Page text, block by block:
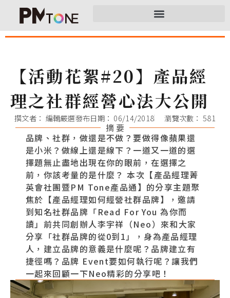
【活動花絮#20】產品經
理之社群經營心法大公開
撰文者： 編輯嚴選發布日期： 06/14/2018 瀏覽次數： 581
摘 要
品牌、社群，做還是不做？要做得像蘋果還
是小米？做線上還是線下？一道又一道的選
擇題無止盡地出現在你的眼前，在選擇之
前，你該考量的是什麼？ 本次【產品經理菁
英會社團暨PM Tone產品通】的分享主題聚
焦於【產品經理如何經營社群品牌】，邀請
到知名社群品牌「Read For You 為你而
讀」前共同創辦人李宇祥（Neo）來和大家
分享「社群品牌的從0到1」，身為產品經理
人，建立品牌的意義是什麼呢？品牌建立有
捷徑嗎？品牌 Event要如何執行呢？讓我們
一起來回顧一下Neo精彩的分享吧！